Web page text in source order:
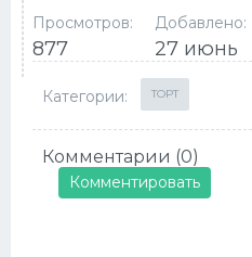
Просмотров:
877
Добавлено:
27 июнь
Категории: ТОРТ
Комментарии (0)
Комментировать